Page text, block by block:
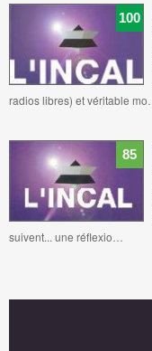
100
radios libres) et véritable mo…
85
suivent... une réflexio…